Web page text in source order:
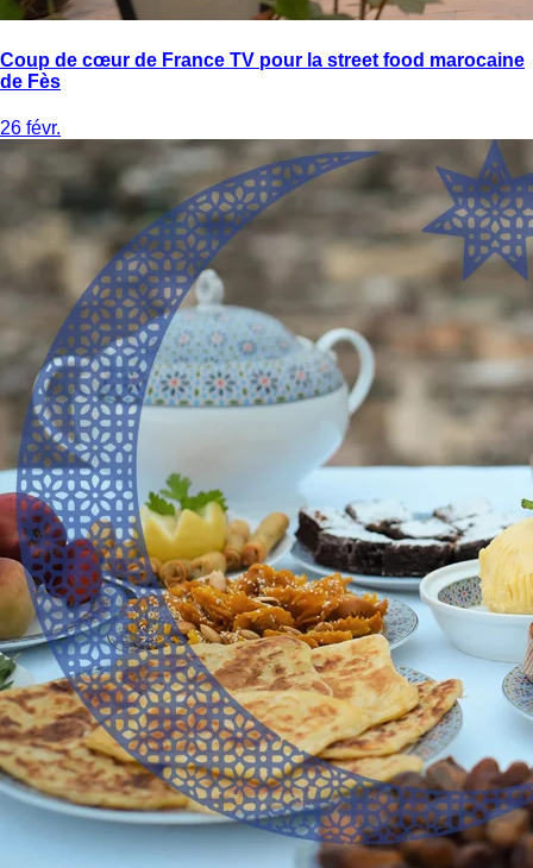
Coup de cœur de France TV pour la street food marocaine
de Fès
26 févr.